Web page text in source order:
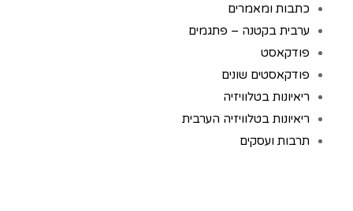
כתבות ומאמרים
ערבית בקטנה – פתגמים
פודקאסט
פודקאסטים שונים
ריאיונות בטלוויזיה
ריאיונות בטלוויזיה הערבית
תרבות ועסקים